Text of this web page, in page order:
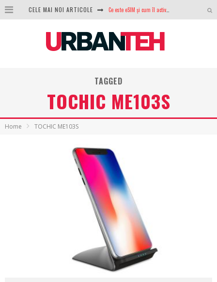
CELE MAI NOI ARTICOLE Ce este eSIM și cum îl activezi pe telefon? Ghid complet pentru Android și iPhone
Analiza producției fotovoltaice în România – cât produce un sistem solar pe timp de iarnă?
TAGGED
TOCHIC ME103S
Home TOCHIC ME103S